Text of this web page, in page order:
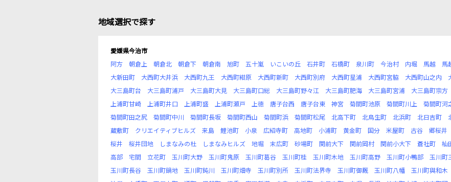
地域選択で探す
愛媛県今治市
阿方
朝倉上 朝倉北 朝倉下 朝倉南 旭町 五十嵐 いこいの丘 石井町 石橋町 泉川町 今治村 内堀 馬越 馬
大新田町
大西町大井浜 大西町九王 大西町紺原 大西町新町 大西町別府 大西町星浦 大西町宮脇 大西町山之内
大三島町台
大三島町浦戸 大三島町大見 大三島町口総 大三島町野々江 大三島町肥海 大三島町宮浦 大三島町宗方
上浦町甘崎
上浦町井口 上浦町盛 上浦町瀬戸 上徳 唐子台西 唐子台東 神宮 菊間町池原 菊間町川上 菊間町河
菊間町田之尻
菊間町中川 菊間町長坂 菊間町西山 菊間町浜 菊間町松尾 北高下町 北鳥生町 北浜町 北日吉町
蔵敷町
クリエイティブヒルズ 来島 鯉池町 小泉 広紹寺町 高地町 小浦町 黄金町 国分 米屋町 古谷 郷桜井
桜井
桜井団地 しまなみの杜 しまなみヒルズ 地堀 末広町 砂場町 関前大下 関前岡村 関前小大下 蒼社町 杣
高部
宅間 立花町 玉川町大野 玉川町鬼原 玉川町葛谷 玉川町桂 玉川町木地 玉川町高野 玉川町小鴨部 玉川町
玉川町長谷
玉川町鍋地 玉川町鈍川 玉川町畑寺 玉川町別所 玉川町法界寺 玉川町御厩 玉川町八幡 玉川町與和木